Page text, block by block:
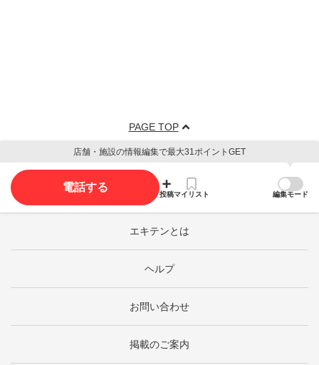
PAGE TOP
店舗・施設の情報編集で最大31ポイントGET
電話する
投稿マイリスト 編集モード
エキテンとは
ヘルプ
お問い合わせ
掲載のご案内